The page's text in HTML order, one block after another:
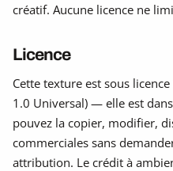
créatif. Aucune licence ne
Licence
Cette texture est sous
1.0 Universal) — elle est
pouvez la copier, modifier,
commerciales sans
attribution. Le crédit à